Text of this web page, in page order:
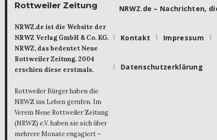
Rottweiler Zeitung
NRWZ.de ist die Website der
NRWZ Verlag GmbH & Co. KG.
NRWZ, das bedeutet Neue
Rottweiler Zeitung. 2004
erschien diese erstmals.
Rottweiler Bürger haben die
NRWZ ins Leben gerufen. Im
Verein Neue Rottweiler Zeitung
(NRWZ) e.V. haben sie sich über
mehrere Monate engagiert –
NRWZ.de – Nachrichten,
Kontakt Impressum
Datenschutzerklärung